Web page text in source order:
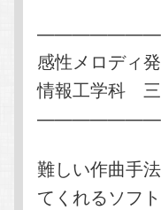
動
感性メロディ
情報工学科
難しい作曲手
てくれるソフ